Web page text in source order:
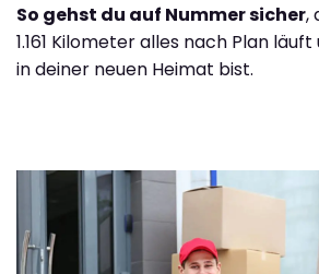
So gehst du auf Nummer sicher,
1.161 Kilometer alles nach Plan
in deiner neuen Heimat bist.